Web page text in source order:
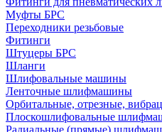
Муфты БРС
Переходники резьбовые
Фитинги
Штуцеры БРС
Шланги
Шлифовальные машины
Ленточные шлифмашины
Орбитальные, отрезные,
Плоскошлифовальные
Радиальные (прямые)